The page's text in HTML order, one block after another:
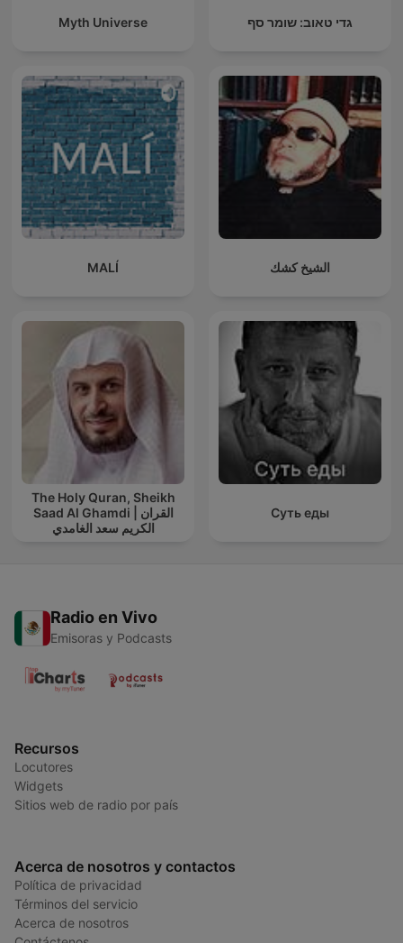
Myth Universe גדי טאוב: שומר סף
MALÍ الشيخ كشك
The Holy Quran, Sheikh
Saad Al Ghamdi | القران
الكريم سعد الغامدي
Суть еды
Radio en Vivo
Emisoras y Podcasts
Recursos
Locutores
Widgets
Sitios web de radio por país
Acerca de nosotros y contactos
Política de privacidad
Términos del servicio
Acerca de nosotros